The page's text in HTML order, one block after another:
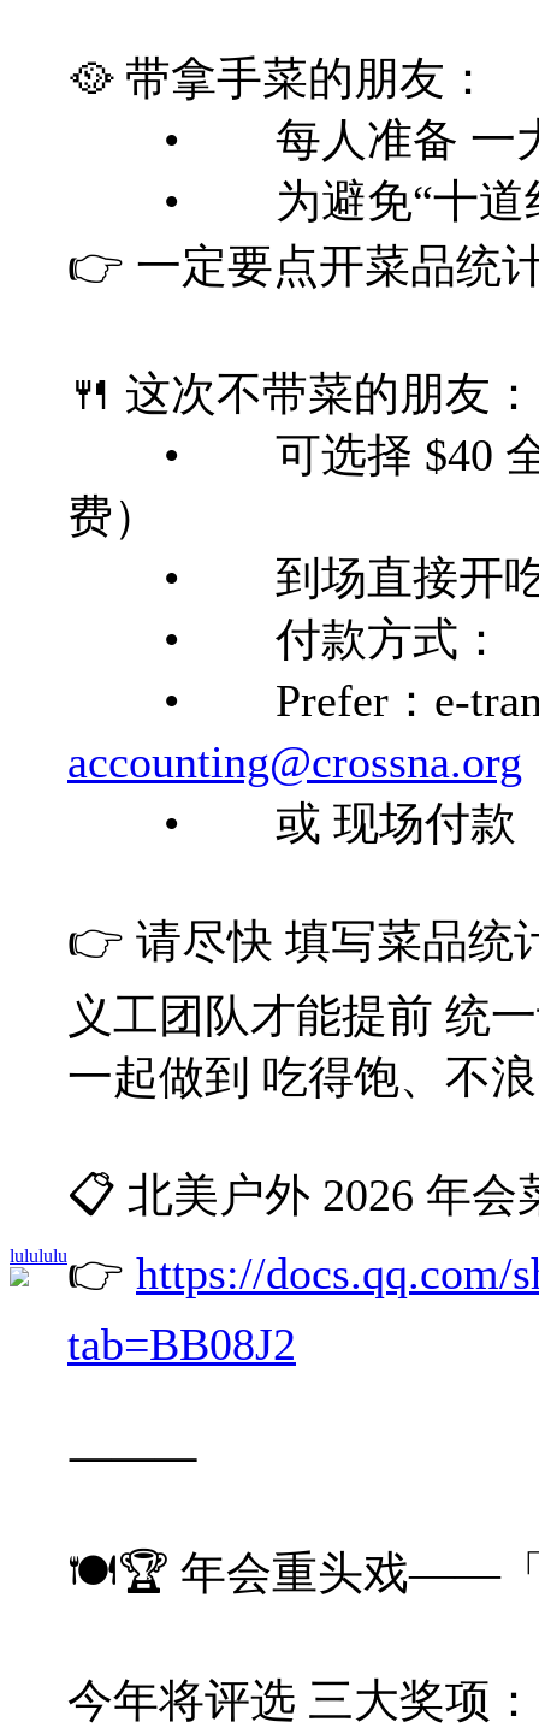
lulululu
🥘 带拿手菜的朋友：
• 每人准备 一大
• 为避免“十道红
👉 一定要点开菜品统
🍴 这次不带菜的朋友：
• 可选择 $40 全包
费）
• 到场直接开吃，
• 付款方式：
• Prefer：e-
accounting@crossna.org
• 或 现场付款
👉 请尽快 填写菜品统
义工团队才能提前 统
一起做到 吃得饱、不
📋 北美户外 2026 年会
👉 https://docs.qq.com/
tab=BB08J2
⸻
🍽️🏆 年会重头戏——「
今年将评选 三大奖项：